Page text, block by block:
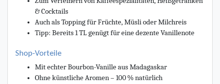
& Cocktails
Auch als Topping für Früchte, Müsli oder Milchreis
Tipp: Bereits 1 TL genügt für eine dezente Vanillenote
Shop-Vorteile
Mit echter Bourbon-Vanille aus Madagaskar
Ohne künstliche Aromen – 100 % natürlich